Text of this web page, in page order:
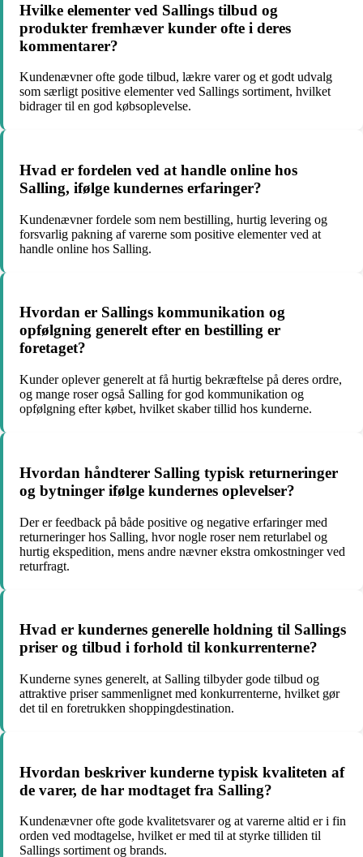
Hvilke elementer ved Sallings tilbud og
produkter fremhæver kunder ofte i deres
kommentarer?
Kundenævner ofte gode tilbud, lækre varer og et godt udvalg
som særligt positive elementer ved Sallings sortiment, hvilket
bidrager til en god købsoplevelse.
Hvad er fordelen ved at handle online hos
Salling, ifølge kundernes erfaringer?
Kundenævner fordele som nem bestilling, hurtig levering og
forsvarlig pakning af varerne som positive elementer ved at
handle online hos Salling.
Hvordan er Sallings kommunikation og
opfølgning generelt efter en bestilling er
foretaget?
Kunder oplever generelt at få hurtig bekræftelse på deres ordre,
og mange roser også Salling for god kommunikation og
opfølgning efter købet, hvilket skaber tillid hos kunderne.
Hvordan håndterer Salling typisk returneringer
og bytninger ifølge kundernes oplevelser?
Der er feedback på både positive og negative erfaringer med
returneringer hos Salling, hvor nogle roser nem returlabel og
hurtig ekspedition, mens andre nævner ekstra omkostninger ved
returfragt.
Hvad er kundernes generelle holdning til Sallings
priser og tilbud i forhold til konkurrenterne?
Kunderne synes generelt, at Salling tilbyder gode tilbud og
attraktive priser sammenlignet med konkurrenterne, hvilket gør
det til en foretrukken shoppingdestination.
Hvordan beskriver kunderne typisk kvaliteten af
de varer, de har modtaget fra Salling?
Kundenævner ofte gode kvalitetsvarer og at varerne altid er i fin
orden ved modtagelse, hvilket er med til at styrke tilliden til
Sallings sortiment og brands.